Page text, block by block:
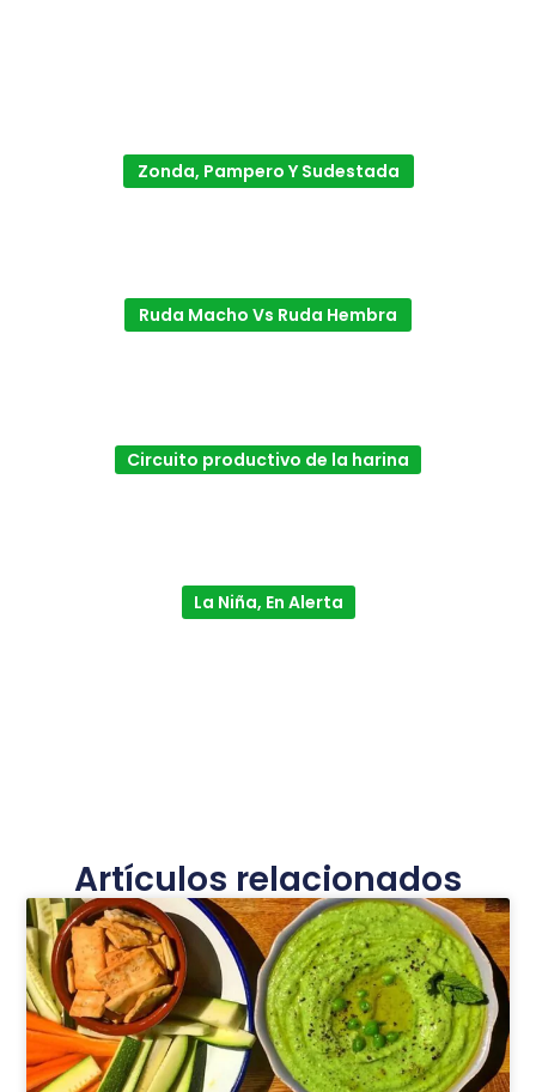
Zonda, Pampero Y Sudestada
Ruda Macho Vs Ruda Hembra
Circuito productivo de la harina
La Niña, En Alerta
Artículos relacionados